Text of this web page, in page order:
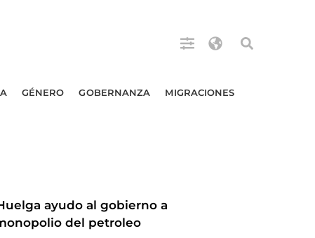
GÉNERO GOBERNANZA MIGRACIONES
ayudo al gobierno a
del petroleo